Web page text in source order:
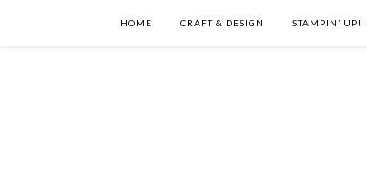
HOME CRAFT & DESIGN STAMPIN’ UP!